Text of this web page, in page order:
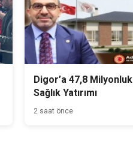
Digor’a 47,8 Milyonluk
Sağlık Yatırımı
2 saat önce